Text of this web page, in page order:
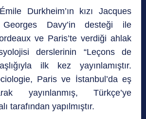
Durkheim’ın kızı Jacques
Davy’in desteği ile
ve Paris’te verdiği ahlak
derslerinin “Leçons de
ilk kez yayınlamıştır.
Paris ve İstanbul’da eş
yayınlanmış, Türkçe’ye
tarafından yapılmıştır.